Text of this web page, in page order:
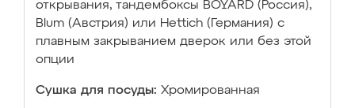
открывания, тандембоксы BOYARD (Россия),
Blum (Австрия) или Hettich (Германия) с
плавным закрыванием дверок или без этой
опции
Сушка для посуды: Хромированная